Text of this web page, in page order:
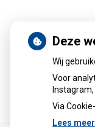
Deze
Wij
Voor
Via
Lees